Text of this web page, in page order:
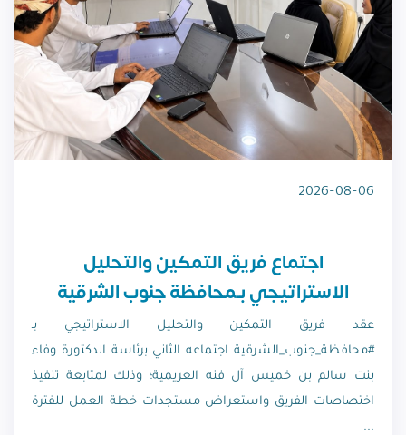
2026-08-06
اجتماع فريق التمكين والتحليل
الاستراتيجي بـمحافظة جنوب الشرقية
عقد فريق التمكين والتحليل الاستراتيجي بـ
#محافظة_جنوب_الشرقية اجتماعه الثاني برئاسة الدكتورة وفاء
بنت سالم بن خميس آل فنه العريمية؛ وذلك لمتابعة تنفيذ
اختصاصات الفريق واستعراض مستجدات خطة العمل للفترة
...